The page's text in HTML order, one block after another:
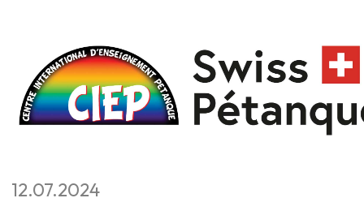
12.07.2024